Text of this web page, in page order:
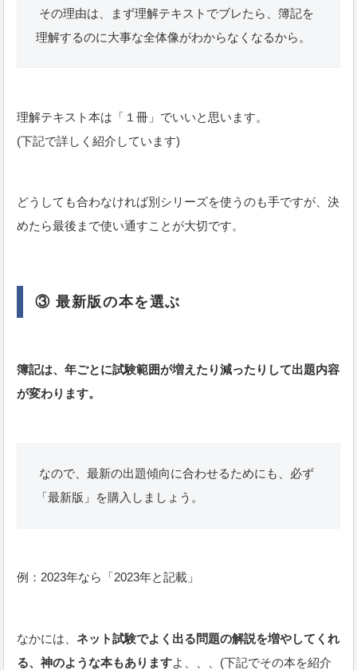
その理由は、まず理解テキストでブレたら、簿記を
理解するのに大事な全体像がわからなくなるから。
理解テキスト本は「１冊」でいいと思います。
(下記で詳しく紹介しています)
どうしても合わなければ別シリーズを使うのも手ですが、決
めたら最後まで使い通すことが大切です。
③ 最新版の本を選ぶ
簿記は、年ごとに試験範囲が増えたり減ったりして出題内容
が変わります。
なので、最新の出題傾向に合わせるためにも、必ず
「最新版」を購入しましょう。
例：2023年なら「2023年と記載」
なかには、 ネット試験でよく出る問題の解説を増やしてくれ
る、神のような本もありますよ、、、(下記でその本を紹介